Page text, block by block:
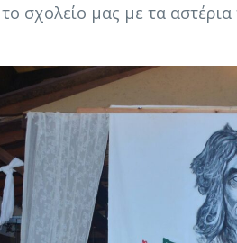
σχολείο μας με τα